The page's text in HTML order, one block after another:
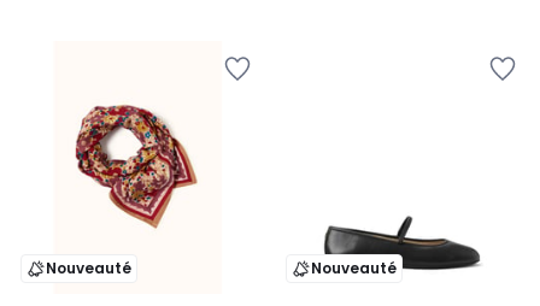
Nouveauté Nouveauté